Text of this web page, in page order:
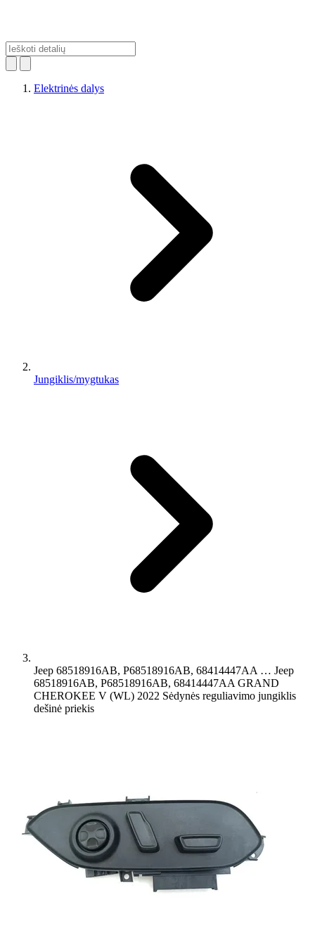
Elektrinės dalys
Jungiklis/mygtukas
Jeep 68518916AB, P68518916AB, 68414447AA … Jeep
68518916AB, P68518916AB, 68414447AA GRAND
CHEROKEE V (WL) 2022 Sėdynės reguliavimo jungiklis
dešinė priekis